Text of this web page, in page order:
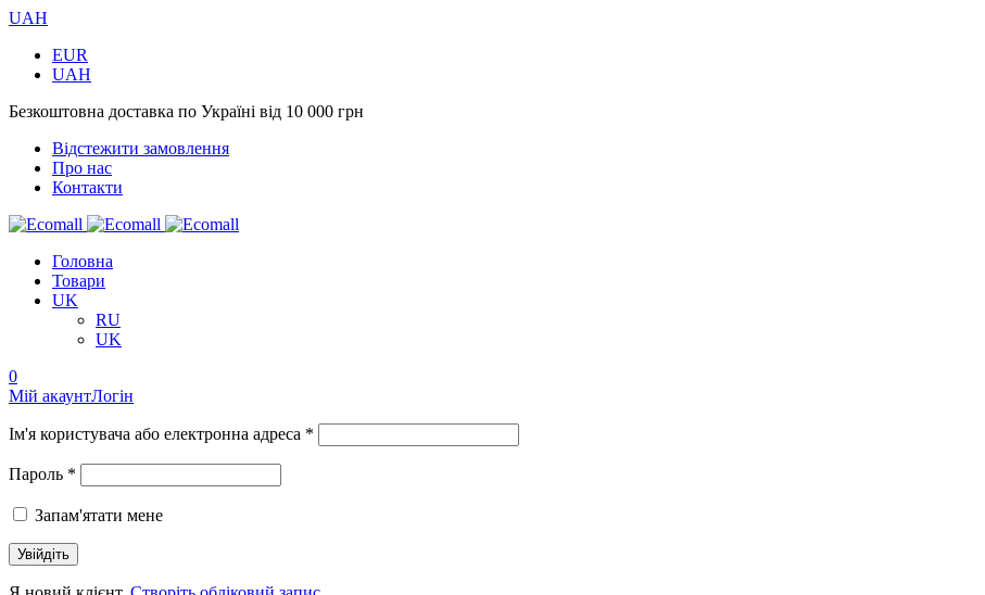
UAH
EUR
UAH
Безкоштовна доставка по Україні від 10 000 грн
Відстежити замовлення
Про нас
Контакти
Головна
Товари
UK
RU
UK
0
Мій акаунтЛогін
Ім'я користувача або електронна адреса *
Пароль *
Запам'ятати мене